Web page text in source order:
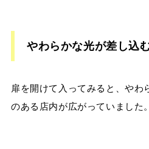
やわらかな光が差し込
扉を開けて入ってみると、やわ
のある店内が広がっていました。